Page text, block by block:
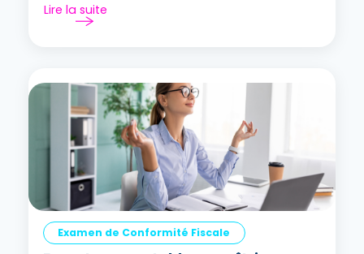
Lire la suite
Examen de Conformité Fiscale